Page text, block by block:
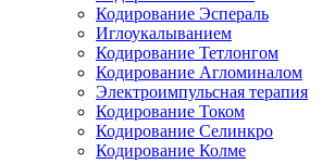
Кодирование Эспераль
Иглоукалыванием
Кодирование Тетлонгом
Кодирование Агломиналом
Электроимпульсная терапия
Кодирование Током
Кодирование Селинкро
Кодирование Колме